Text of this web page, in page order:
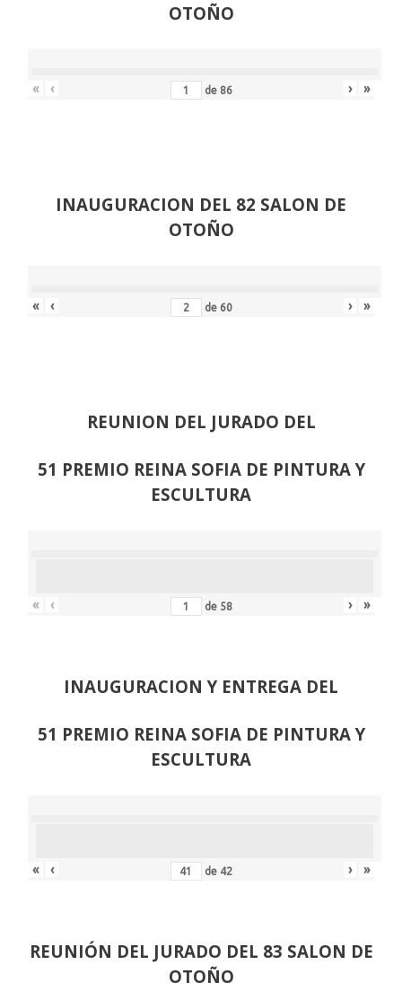
OTOÑO
« ‹ de 86 › »
INAUGURACION DEL 82 SALON DE
OTOÑO
« ‹ de 60 › »
REUNION DEL JURADO DEL
51 PREMIO REINA SOFIA DE PINTURA Y
ESCULTURA
« ‹ de 58 › »
INAUGURACION Y ENTREGA DEL
51 PREMIO REINA SOFIA DE PINTURA Y
ESCULTURA
« ‹ de 42 › »
REUNIÓN DEL JURADO DEL 83 SALON DE
OTOÑO